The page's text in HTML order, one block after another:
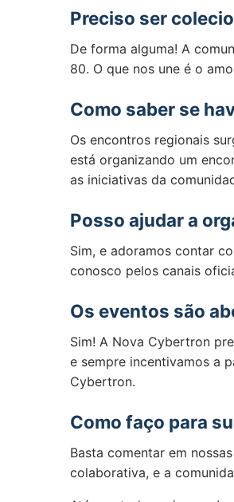
Preciso ser
De forma alguma! A
80. O que nos une é o
Como saber se
Os encontros regionais
está organizando um
as iniciativas da
Posso ajudar a
Sim, e adoramos contar
conosco pelos canais
Os eventos são
Sim! A Nova Cybertron
e sempre incentivamos a
Cybertron.
Como faço para
Basta comentar em
colaborativa, e a